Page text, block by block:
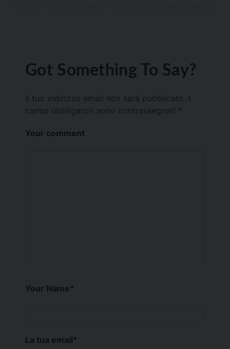
Got Something To Say?
Il tuo indirizzo email non sarà pubblicato.
campi obbligatori sono contrassegnati *
Your comment
Your Name*
La tua email*